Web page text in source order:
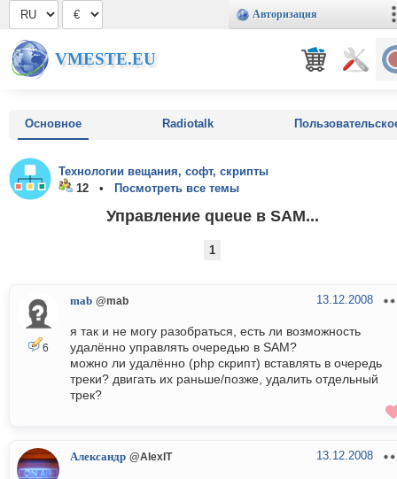
Авторизация
VMESTE.EU
Основное Radiotalk
Технологии вещания, софт, скрипты
12 •
Посмотреть все темы
Управление queue в SAM...
1
6
mab @mab 13.12.2008
я так и не могу разобраться, есть ли возможность
удалённо управлять очередью в SAM?
можно ли удалённо (php скрипт) вставлять в очередь
треки? двигать их раньше/позже, удалить отдельный
трек?
Александр @AlexIT 13.12.2008